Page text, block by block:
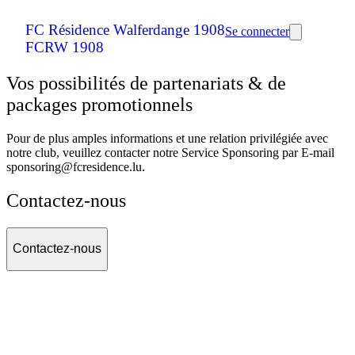
FC Résidence Walferdange 1908
FCRW 1908
Se connecter
Vos possibilités de partenariats & de
packages promotionnels
Pour de plus amples informations et une relation privilégiée avec
notre club, veuillez contacter notre Service Sponsoring par E-mail
sponsoring@fcresidence.lu.
Contactez-nous
Contactez-nous